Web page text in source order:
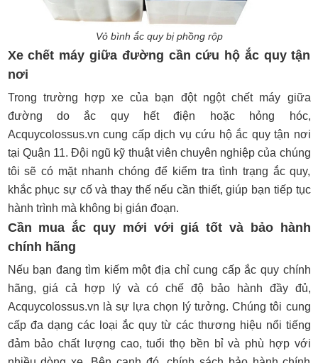
Vỏ bình ắc quy bị phồng rộp
Xe chết máy giữa đường cần cứu hộ ắc quy tận
nơi
Trong trường hợp xe của bạn đột ngột chết máy giữa
đường do ắc quy hết điện hoặc hỏng hóc,
Acquycolossus.vn cung cấp dịch vụ cứu hộ ắc quy tận nơi
tại Quận 11. Đội ngũ kỹ thuật viên chuyên nghiệp của chúng
tôi sẽ có mặt nhanh chóng để kiểm tra tình trạng ắc quy,
khắc phục sự cố và thay thế nếu cần thiết, giúp bạn tiếp tục
hành trình mà không bị gián đoạn.
Cần mua ắc quy mới với giá tốt và bảo hành
chính hãng
Nếu bạn đang tìm kiếm một địa chỉ cung cấp ắc quy chính
hãng, giá cả hợp lý và có chế độ bảo hành đầy đủ,
Acquycolossus.vn là sự lựa chọn lý tưởng. Chúng tôi cung
cấp đa dạng các loại ắc quy từ các thương hiệu nổi tiếng
đảm bảo chất lượng cao, tuổi thọ bền bỉ và phù hợp với